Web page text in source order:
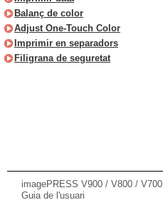
Balanç de color
Adjust One-Touch Color
Imprimir en separadors
Filigrana de seguretat
imagePRESS V900 / V800 / V700
Guia de l'usuari